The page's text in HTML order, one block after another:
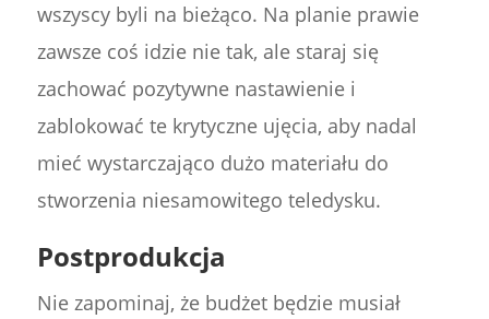
wszyscy byli na bieżąco. Na planie prawie
zawsze coś idzie nie tak, ale staraj się
zachować pozytywne nastawienie i
zablokować te krytyczne ujęcia, aby nadal
mieć wystarczająco dużo materiału do
stworzenia niesamowitego teledysku.
Postprodukcja
Nie zapominaj, że budżet będzie musiał